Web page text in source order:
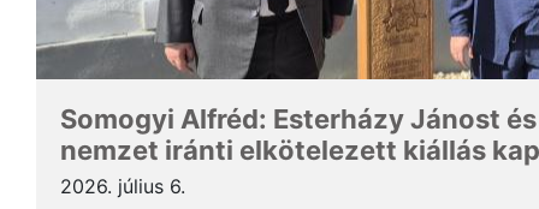
Somogyi Alfréd: Esterházy Jánost
nemzet iránti elkötelezett kiállás
2026. július 6.